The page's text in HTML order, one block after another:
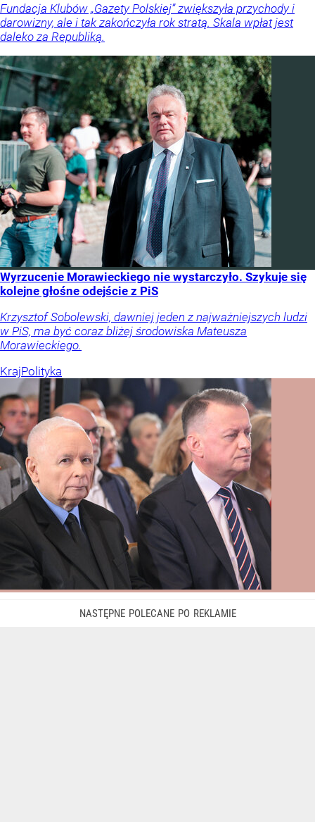
Fundacja Klubów „Gazety Polskiej” zwiększyła przychody i
darowizny, ale i tak zakończyła rok stratą. Skala wpłat jest
daleko za Republiką.
Wyrzucenie Morawieckiego nie wystarczyło. Szykuje się
kolejne głośne odejście z PiS
Krzysztof Sobolewski, dawniej jeden z najważniejszych ludzi
w PiS, ma być coraz bliżej środowiska Mateusza
Morawieckiego.
KrajPolityka